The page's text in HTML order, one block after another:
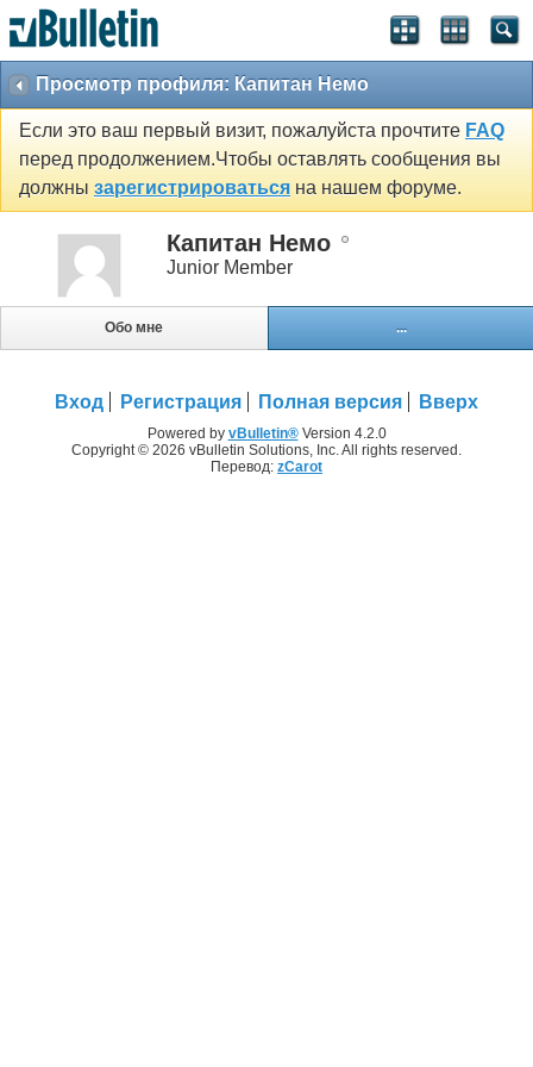
Просмотр профиля: Капитан Немо
Если это ваш первый визит, пожалуйста прочтите FAQ
перед продолжением.Чтобы оставлять сообщения вы
должны зарегистрироваться на нашем форуме.
Капитан Немо
Junior Member
Обо мне ...
Вход Регистрация Полная версия Вверх
Powered by vBulletin®Version 4.2.0
Copyright © 2026 vBulletin Solutions, Inc. All rights reserved.
Перевод: zCarot